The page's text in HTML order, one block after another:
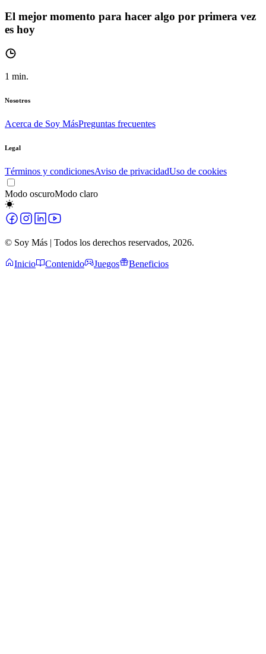
El mejor momento para hacer algo por primera vez
es hoy
1 min.
Nosotros
Acerca de Soy MásPreguntas frecuentes
Legal
Términos y condicionesAviso de privacidadUso de cookies
Modo oscuroModo claro
© Soy Más | Todos los derechos reservados, 2026.
Inicio Contenido Juegos Beneficios